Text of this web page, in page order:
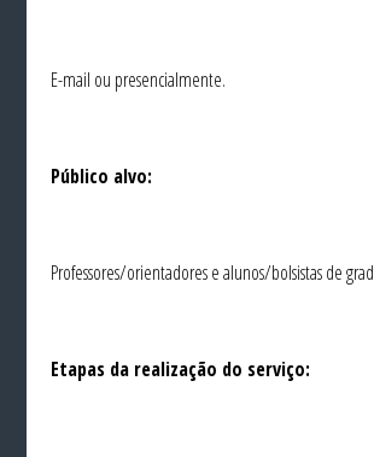
E-mail ou presencialmente.
Público alvo:
Professores/orientadores e alunos/bolsistas de
Etapas da realização do serviço: